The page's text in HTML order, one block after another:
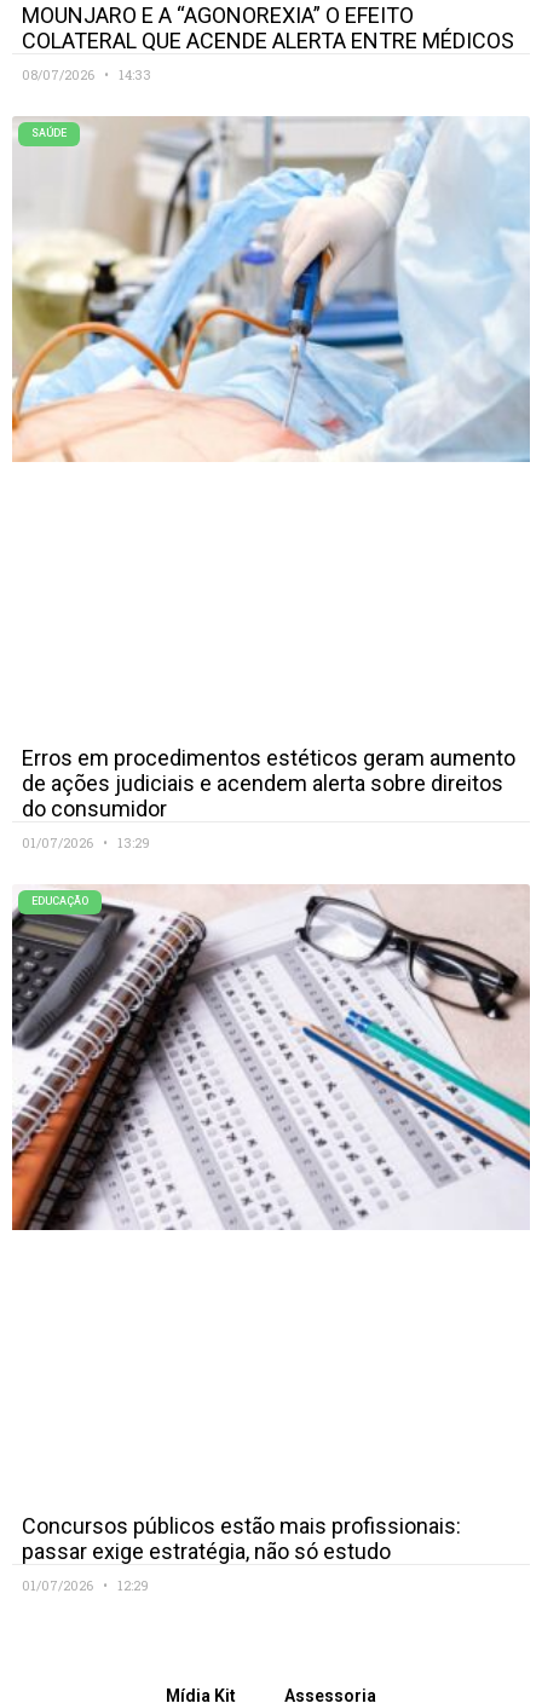
MOUNJARO E A “AGONOREXIA” O EFEITO
COLATERAL QUE ACENDE ALERTA ENTRE MÉDICOS
08/07/2026 14:33
SAÚDE
Erros em procedimentos estéticos geram aumento
de ações judiciais e acendem alerta sobre direitos
do consumidor
01/07/2026 13:29
EDUCAÇÃO
Concursos públicos estão mais profissionais:
passar exige estratégia, não só estudo
01/07/2026 12:29
Mídia Kit Assessoria